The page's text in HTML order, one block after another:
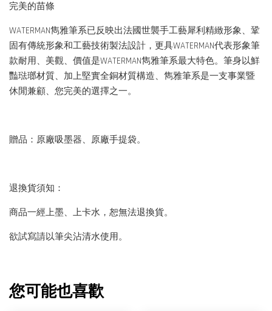
完美的苗條
WATERMAN雋雅筆系已反映出法國世襲手工藝犀利精緻形象、鞏
固有傳統形象和工藝技術製法設計，更具WATERMAN代表形象筆
款耐用、美觀、價值是WATERMAN雋雅筆系最大特色。筆身以鮮
豔琺瑯材質、加上堅實全銅材質構造、雋雅筆系是一支事業暨
休閒兼顧、您完美的選擇之一。
贈品：原廠吸墨器、原廠手提袋。
退換貨須知：
商品一經上墨、上卡水，恕無法退換貨。
欲試寫請以筆尖沾清水使用。
您可能也喜歡